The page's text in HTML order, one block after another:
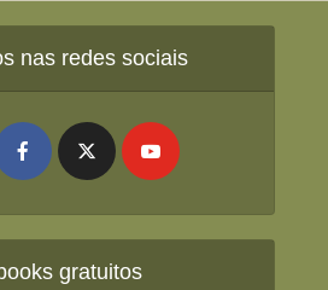
nas redes sociais
gratuitos